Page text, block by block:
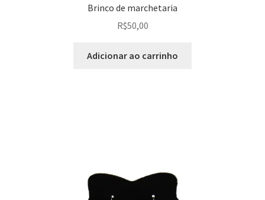
Brinco de marchetaria
R$50,00
Adicionar ao carrinho